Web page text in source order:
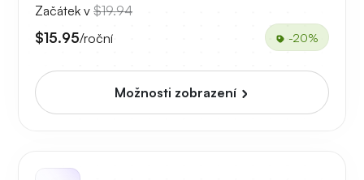
Začátek v $19.94
$15.95/roční -20%
Možnosti zobrazení